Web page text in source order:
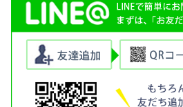
中央区・築地・勝ど
骨院にお越しいただ
要があります。
この炎症にかからな